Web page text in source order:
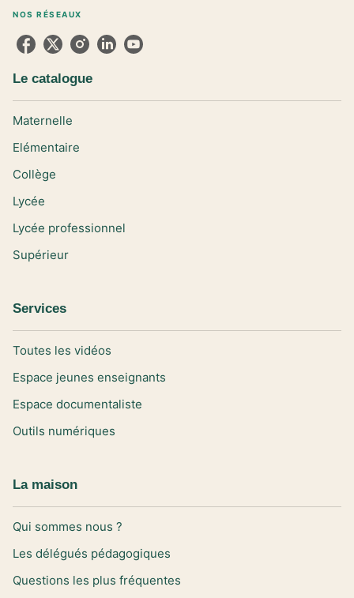
NOS RÉSEAUX
Le catalogue
Maternelle
Elémentaire
Collège
Lycée
Lycée professionnel
Supérieur
Services
Toutes les vidéos
Espace jeunes enseignants
Espace documentaliste
Outils numériques
La maison
Qui sommes nous ?
Les délégués pédagogiques
Questions les plus fréquentes